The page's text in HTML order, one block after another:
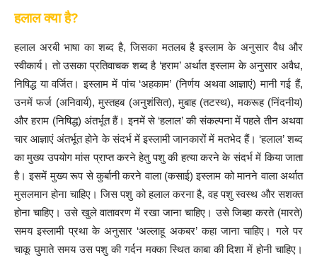
हलाल क्या है?
हलाल अरबी भाषा का शब्द है, जिसका मतलब है इस्लाम के अनुसार वैध और
स्वीकार्य। तो उसका प्रतिवाचक शब्द है ‘हराम’ अर्थात इस्लाम के अनुसार अवैध,
निषिद्ध या वर्जित। इस्लाम में पांच ‘अहकाम’ (निर्णय अथवा आज्ञाएं) मानी गई हैं,
उनमें फर्ज (अनिवार्य), मुस्तहब (अनुशंसित), मुबाह (तटस्थ), मकरूह (निंदनीय)
और हराम (निषिद्ध) अंतर्भूत हैं। इनमें से ‘हलाल’ की संकल्पना में पहले तीन अथवा
चार आज्ञाएं अंतर्भूत होने के संदर्भ में इस्लामी जानकारों में मतभेद हैं। ‘हलाल’ शब्द
का मुख्य उपयोग मांस प्राप्त करने हेतु पशु की हत्या करने के संदर्भ में किया जाता
है। इसमें मुख्य रूप से कुर्बानी करने वाला (कसाई) इस्लाम को मानने वाला अर्थात
मुसलमान होना चाहिए। जिस पशु को हलाल करना है, वह पशु स्वस्थ और सशक्त
होना चाहिए। उसे खुले वातावरण में रखा जाना चाहिए। उसे जिब्हा करते (मारते)
समय इस्लामी प्रथा के अनुसार ‘अल्लाहू अकबर’ कहा जाना चाहिए। गले पर
चाकू घुमाते समय उस पशु की गर्दन मक्का स्थित काबा की दिशा में होनी चाहिए।